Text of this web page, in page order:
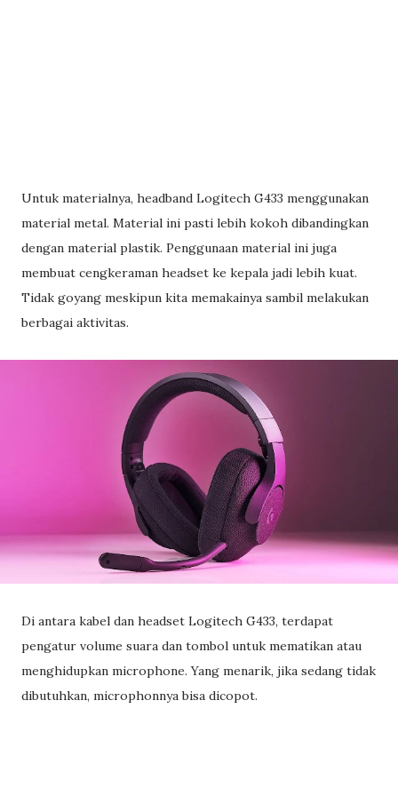
Untuk materialnya, headband Logitech G433 menggunakan
material metal. Material ini pasti lebih kokoh dibandingkan
dengan material plastik. Penggunaan material ini juga
membuat cengkeraman headset ke kepala jadi lebih kuat.
Tidak goyang meskipun kita memakainya sambil melakukan
berbagai aktivitas.
Di antara kabel dan headset Logitech G433, terdapat
pengatur volume suara dan tombol untuk mematikan atau
menghidupkan microphone. Yang menarik, jika sedang tidak
dibutuhkan, microphonnya bisa dicopot.